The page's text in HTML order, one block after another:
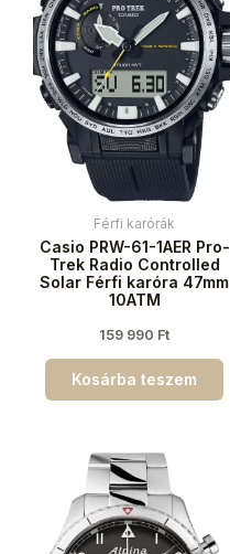
Férfi karórák
Casio PRW-61-1AER Pro-
Trek Radio Controlled
Solar Férfi karóra 47mm
10ATM
159 990 Ft
Kosárba teszem